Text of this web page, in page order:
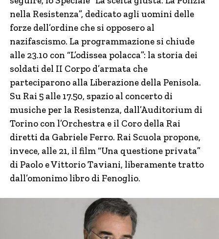
nella Resistenza”, dedicato agli uomini delle
forze dell’ordine che si opposero al
nazifascismo. La programmazione si chiude
alle 23.10 con “L’odissea polacca”: la storia dei
soldati del II Corpo d’armata che
parteciparono alla Liberazione della Penisola.
Su Rai 5 alle 17.50, spazio al concerto di
musiche per la Resistenza, dall’Auditorium di
Torino con l’Orchestra e il Coro della Rai
diretti da Gabriele Ferro. Rai Scuola propone,
invece, alle 21, il film “Una questione privata”
di Paolo e Vittorio Taviani, liberamente tratto
dall’omonimo libro di Fenoglio.